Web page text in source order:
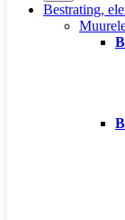
Bestrating,